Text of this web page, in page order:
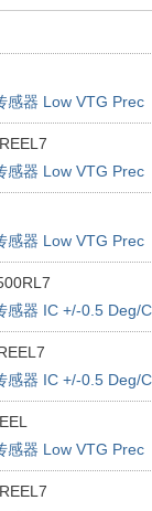
感器 Low VTG Prec
感器 Low VTG Prec
感器 Low VTG Prec
感器 IC +/-0.5 Deg/C
感器 IC +/-0.5 Deg/C
感器 Low VTG Prec